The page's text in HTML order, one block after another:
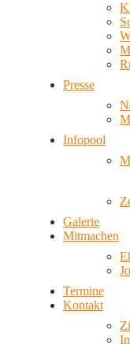
Presse
Infopool
Galerie
Mitmachen
Termine
Kontakt